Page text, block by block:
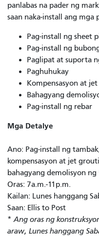
panlabas na pader ng
saan naka-install ang mga
Pag-install ng sheet
Pag-install ng
Paglipat at suporta
Paghuhukay
Kompensasyon at
Bahagyang
Pag-install ng rebar
Mga Detalye
Ano: Pag-install ng
kompensasyon at jet
bahagyang demolisyon ng
Oras: 7a.m.-11p.m.
Kailan: Lunes hanggang
Saan: Ellis to Post
*Ang oras ng
araw, Lunes hanggang